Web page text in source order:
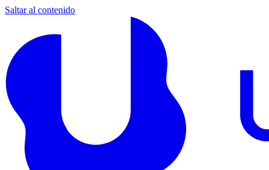
Saltar al contenido